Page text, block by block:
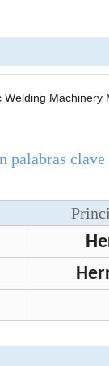
palabras